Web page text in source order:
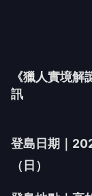
《獵人實境
訊
登島日期｜
（日）